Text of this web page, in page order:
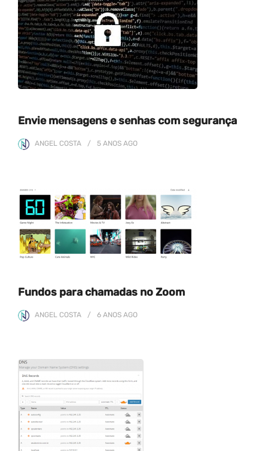
Envie mensagens e senhas com segurança
ANGEL COSTA 5 ANOS AGO
Fundos para chamadas no Zoom
ANGEL COSTA 6 ANOS AGO